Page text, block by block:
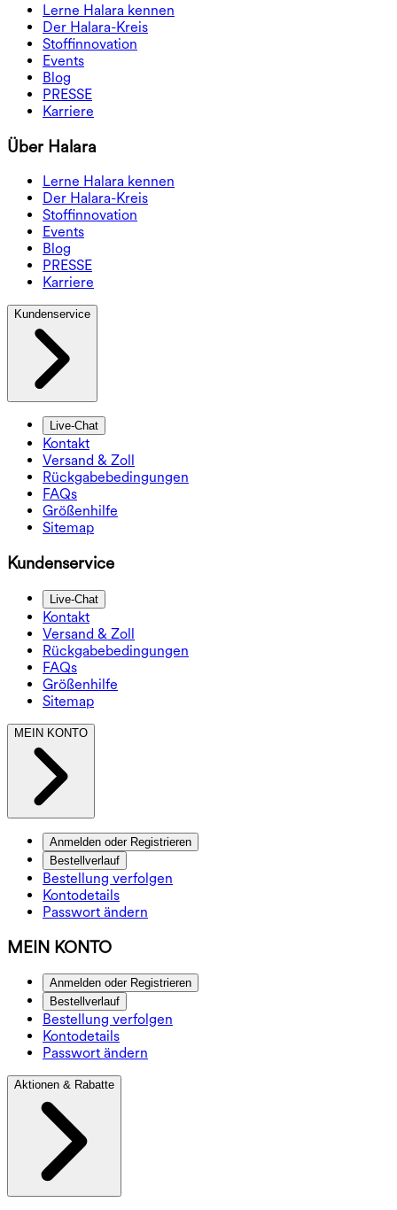
Lerne Halara kennen
Der Halara-Kreis
Stoffinnovation
Events
Blog
PRESSE
Karriere
Über Halara
Lerne Halara kennen
Der Halara-Kreis
Stoffinnovation
Events
Blog
PRESSE
Karriere
Kundenservice
Live-Chat
Kontakt
Versand & Zoll
Rückgabebedingungen
FAQs
Größenhilfe
Sitemap
Kundenservice
Live-Chat
Kontakt
Versand & Zoll
Rückgabebedingungen
FAQs
Größenhilfe
Sitemap
MEIN KONTO
Anmelden oder Registrieren
Bestellverlauf
Bestellung verfolgen
Kontodetails
Passwort ändern
MEIN KONTO
Anmelden oder Registrieren
Bestellverlauf
Bestellung verfolgen
Kontodetails
Passwort ändern
Aktionen & Rabatte